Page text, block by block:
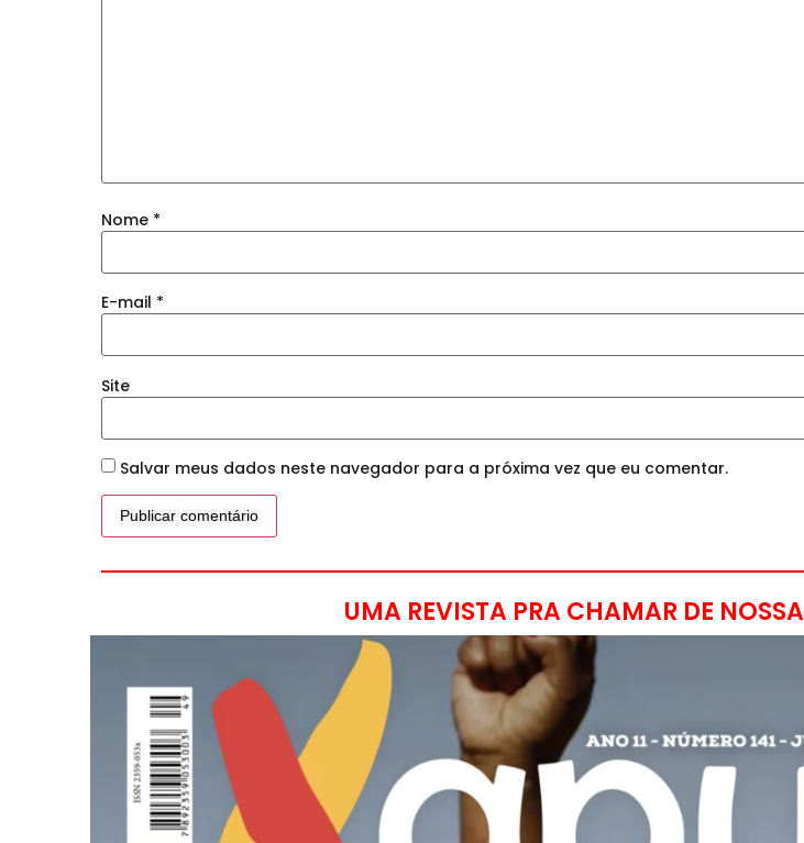
Nome *
E-mail *
Site
Salvar meus dados neste navegador para a próxima vez que eu comentar.
UMA REVISTA PRA CHAMAR DE NOSSA